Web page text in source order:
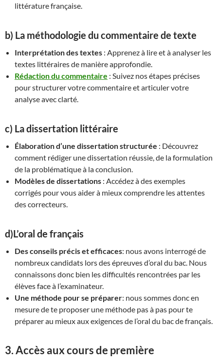
littérature française.
b) La méthodologie du commentaire de texte
Interprétation des textes : Apprenez à lire et à analyser les
textes littéraires de manière approfondie.
Rédaction du commentaire : Suivez nos étapes précises
pour structurer votre commentaire et articuler votre
analyse avec clarté.
c) La dissertation littéraire
Élaboration d’une dissertation structurée : Découvrez
comment rédiger une dissertation réussie, de la formulation
de la problématique à la conclusion.
Modèles de dissertations : Accédez à des exemples
corrigés pour vous aider à mieux comprendre les attentes
des correcteurs.
d)L’oral de français
Des conseils précis et efficaces: nous avons interrogé de
nombreux candidats lors des épreuves d’oral du bac. Nous
connaissons donc bien les difficultés rencontrées par les
élèves face à l’examinateur.
Une méthode pour se préparer: nous sommes donc en
mesure de te proposer une méthode pas à pas pour te
préparer au mieux aux exigences de l’oral du bac de français.
3. Accès aux cours de première